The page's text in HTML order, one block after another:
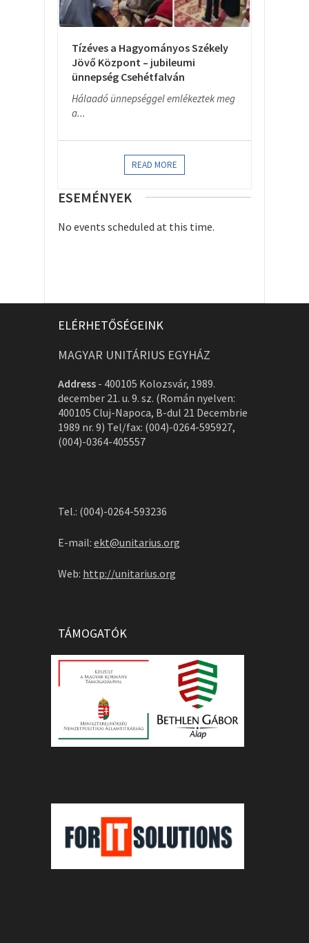
Tízéves a Hagyományos Székely
Jövő Központ – jubileumi
ünnepség Csehétfalván
Hálaadó ünnepséggel emlékeztek meg
a...
READ MORE
ESEMÉNYEK
No events scheduled at this time.
ELÉRHETŐSÉGEINK
MAGYAR UNITÁRIUS EGYHÁZ
Address - 400105 Kolozsvár, 1989.
december 21. u. 9. sz. (Román nyelven:
400105 Cluj-Napoca, B-dul 21 Decembrie
1989 nr. 9) Tel/fax: (004)-0264-595927,
(004)-0364-405557
Tel.: (004)-0264-593236
E-mail: ekt@unitarius.org
Web: http://unitarius.org
TÁMOGATÓK